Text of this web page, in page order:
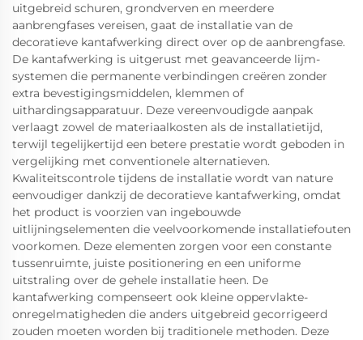
uitgebreid schuren, grondverven en meerdere
aanbrengfases vereisen, gaat de installatie van de
decoratieve kantafwerking direct over op de aanbrengfase.
De kantafwerking is uitgerust met geavanceerde lijm-
systemen die permanente verbindingen creëren zonder
extra bevestigingsmiddelen, klemmen of
uithardingsapparatuur. Deze vereenvoudigde aanpak
verlaagt zowel de materiaalkosten als de installatietijd,
terwijl tegelijkertijd een betere prestatie wordt geboden in
vergelijking met conventionele alternatieven.
Kwaliteitscontrole tijdens de installatie wordt van nature
eenvoudiger dankzij de decoratieve kantafwerking, omdat
het product is voorzien van ingebouwde
uitlijningselementen die veelvoorkomende installatiefouten
voorkomen. Deze elementen zorgen voor een constante
tussenruimte, juiste positionering en een uniforme
uitstraling over de gehele installatie heen. De
kantafwerking compenseert ook kleine oppervlakte-
onregelmatigheden die anders uitgebreid gecorrigeerd
zouden moeten worden bij traditionele methoden. Deze